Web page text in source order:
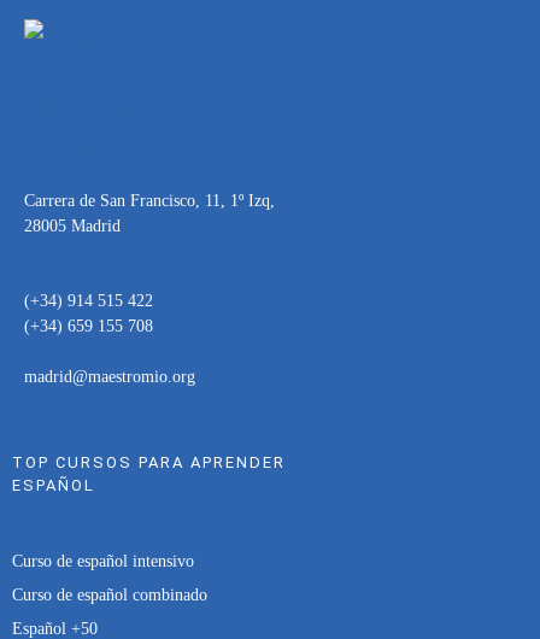
Carrera de San Francisco, 11, 1º Izq,
28005 Madrid
(+34) 914 515 422
(+34) 659 155 708
madrid@maestromio.org
TOP CURSOS PARA APRENDER
ESPAÑOL
Curso de español intensivo
Curso de español combinado
Español +50